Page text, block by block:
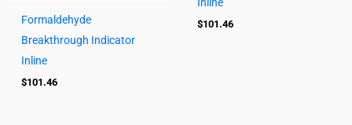
Formaldehyde
Breakthrough Indicator
Inline
$101.46
$101.46